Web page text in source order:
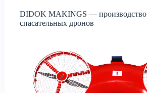
DIDOK MAKINGS — производство
спасательных дронов